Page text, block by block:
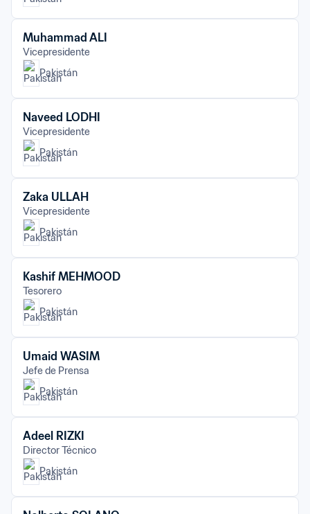
Muhammad ALI
Vicepresidente
Pakistán
Naveed LODHI
Vicepresidente
Pakistán
Zaka ULLAH
Vicepresidente
Pakistán
Kashif MEHMOOD
Tesorero
Pakistán
Umaid WASIM
Jefe de Prensa
Pakistán
Adeel RIZKI
Director Técnico
Pakistán